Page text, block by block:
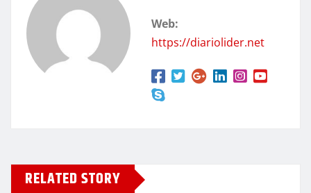
Web:
https://diariolider.net
RELATED STORY